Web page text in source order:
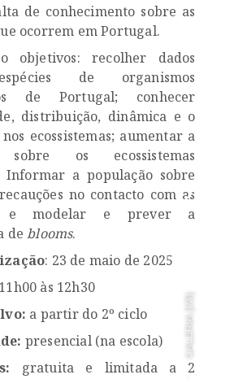


GALERIA [
1/3
de conhecimento sobre as
ocorrem em Portugal.
objetivos: recolher dados
de organismos
de Portugal; conhecer
distribuição, dinâmica e o
ecossistemas; aumentar a
sobre os ecossistemas
Informar a população sobre
no contacto com as
e modelar e prever a
deblooms.
: 23 de maio de 2025
11h00 às 12h30
a partir do 2º ciclo
presencial (na escola)
gratuita e limitada a 2